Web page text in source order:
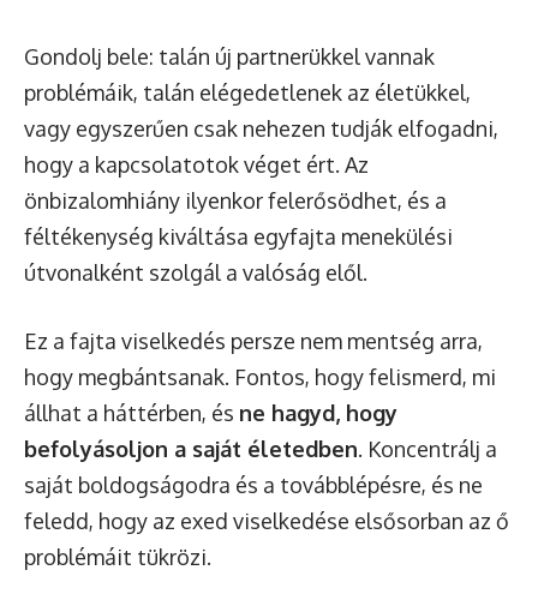
Gondolj bele: talán új partnerükkel vannak
problémáik, talán elégedetlenek az életükkel,
vagy egyszerűen csak nehezen tudják elfogadni,
hogy a kapcsolatotok véget ért. Az
önbizalomhiány ilyenkor felerősödhet, és a
féltékenység kiváltása egyfajta menekülési
útvonalként szolgál a valóság elől.
Ez a fajta viselkedés persze nem mentség arra,
hogy megbántsanak. Fontos, hogy felismerd, mi
állhat a háttérben, és ne hagyd, hogy
befolyásoljon a saját életedben. Koncentrálj a
saját boldogságodra és a továbblépésre, és ne
feledd, hogy az exed viselkedése elsősorban az ő
problémáit tükrözi.